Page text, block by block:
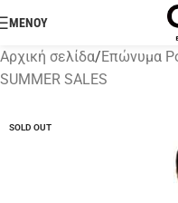
ΜΕΝΟΥ
Αρχική σελίδα/Επώνυμα
SUMMER SALES
SOLD OUT